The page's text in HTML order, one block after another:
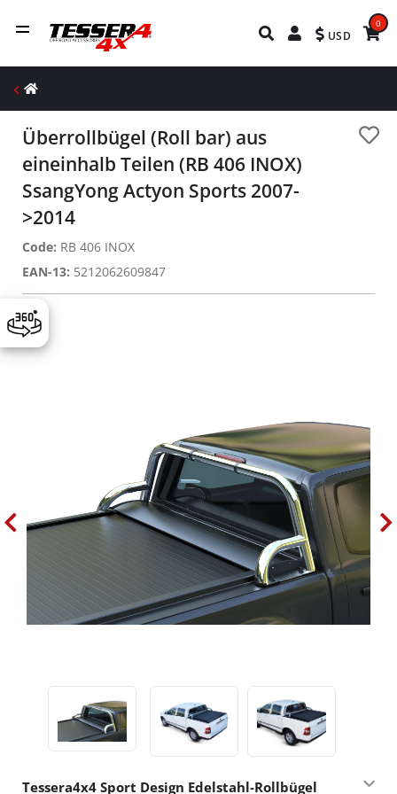
USD
0
Überrollbügel (Roll bar) aus
eineinhalb Teilen (RB 406 INOX)
SsangYong Actyon Sports 2007-
>2014
Code: RB 406 INOX
EAN-13: 5212062609847
Tessera4x4 Sport Design Edelstahl-Rollbügel